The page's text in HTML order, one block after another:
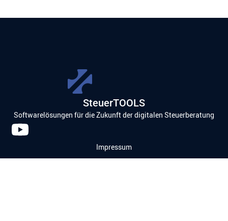
SteuerTOOLS
Softwarelösungen für die Zukunft der digitalen Steuerberatung
Impressum